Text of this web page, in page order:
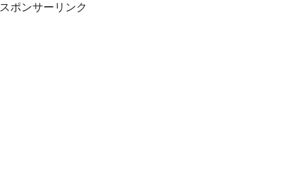
スポンサーリンク